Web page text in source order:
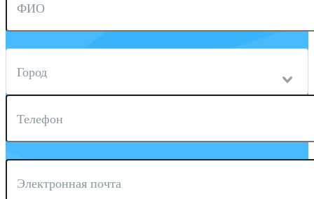
ФИО
Город
Телефон
Электронная почта